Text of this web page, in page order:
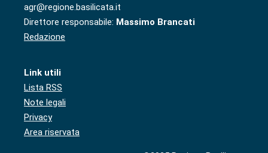
agr@regione.basilicata.it
Direttore responsabile: Massimo Brancati
Redazione
Link utili
Lista RSS
Note legali
Privacy
Area riservata